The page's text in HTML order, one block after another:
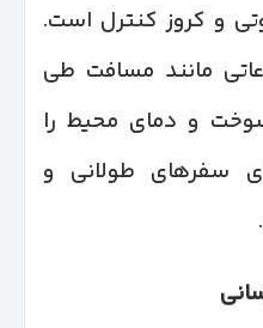
و کروز کنترل است.
مانند مسافت طی
و دمای محیط را
سفرهای طولانی و